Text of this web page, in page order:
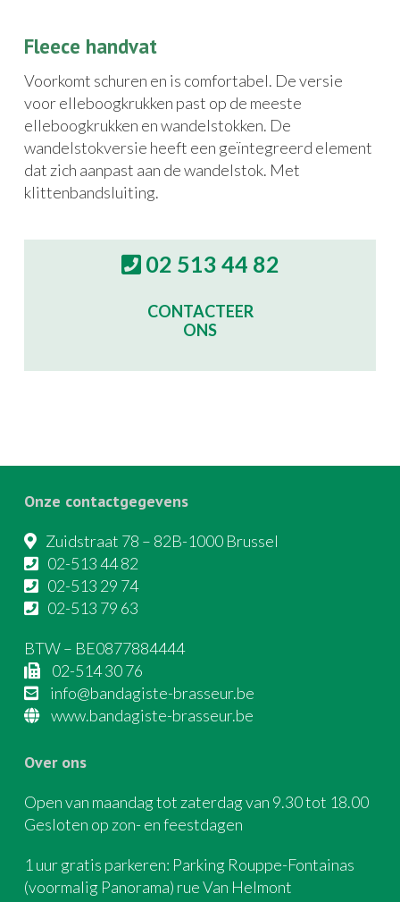
Fleece handvat
Voorkomt schuren en is comfortabel. De versie
voor elleboogkrukken past op de meeste
elleboogkrukken en wandelstokken. De
wandelstokversie heeft een geïntegreerd element
dat zich aanpast aan de wandelstok. Met
klittenbandsluiting.
02 513 44 82
CONTACTEER
ONS
Onze contactgegevens
Zuidstraat 78 – 82B-1000 Brussel
02-513 44 82
02-513 29 74
02-513 79 63
BTW – BE0877884444
02-514 30 76
info@bandagiste-brasseur.be
www.bandagiste-brasseur.be
Over ons
Open van maandag tot zaterdag van 9.30 tot 18.00
Gesloten op zon- en feestdagen
1 uur gratis parkeren: Parking Rouppe-Fontainas
(voormalig Panorama) rue Van Helmont